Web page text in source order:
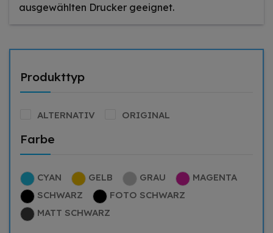
ausgewählten Drucker geeignet.
Produkttyp
ALTERNATIV ORIGINAL
Farbe
CYAN GELB GRAU
MAGENTA
SCHWARZ
FOTO SCHWARZ
MATT SCHWARZ